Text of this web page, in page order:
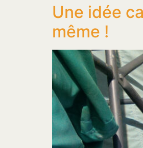
Une idée
même !